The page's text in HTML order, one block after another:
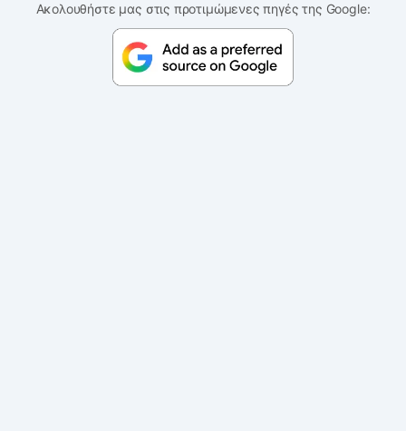
Ακολουθήστε μας στις προτιμώμενες πηγές της Google: